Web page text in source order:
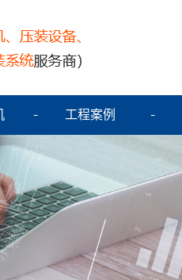
工程案例